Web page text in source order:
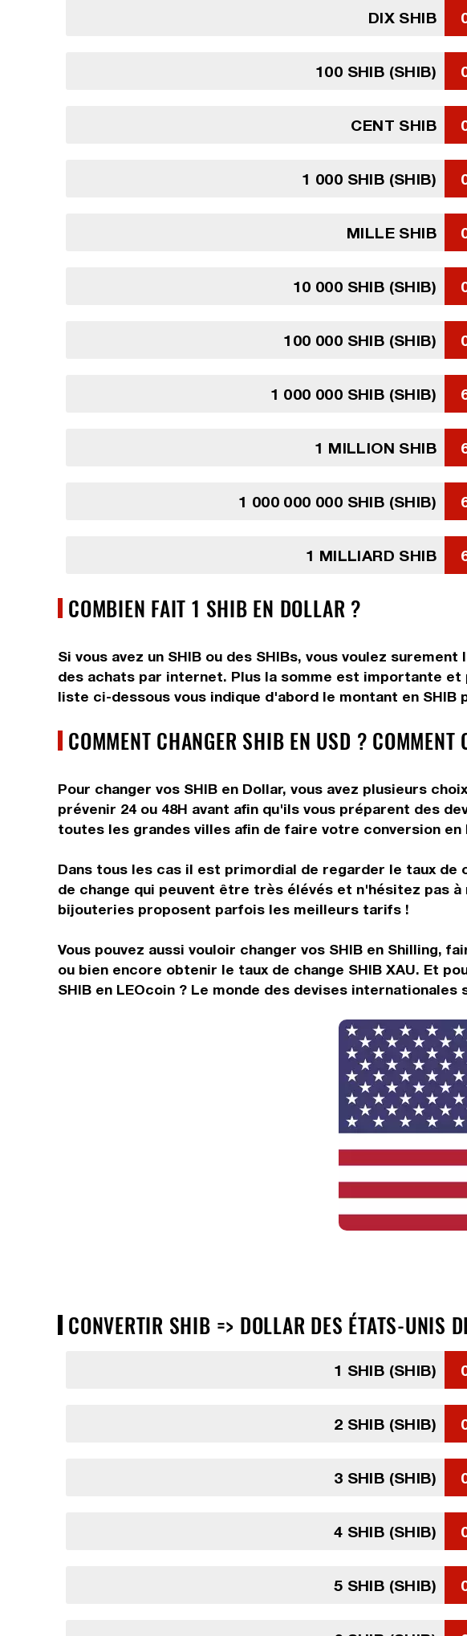
DIX SHIB
100 SHIB (SHIB)
CENT SHIB
1 000 SHIB (SHIB)
MILLE SHIB
10 000 SHIB (SHIB)
100 000 SHIB (SHIB)
1 000 000 SHIB (SHIB)
1 MILLION SHIB
1 000 000 000 SHIB (SHIB)
1 MILLIARD SHIB
COMBIEN FAIT 1 SHIB EN DOLLAR ?
Si vous avez un SHIB ou des SHIBs, vous voulez
des achats par internet. Plus la somme est importante
liste ci-dessous vous indique d'abord le montant en
COMMENT CHANGER SHIB EN USD ?
Pour changer vos SHIB en Dollar, vous avez plusieurs
prévenir 24 ou 48H avant afin qu'ils vous préparent des
toutes les grandes villes afin de faire votre conversion en
Dans tous les cas il est primordial de regarder le taux de
de change qui peuvent être très élévés et n'hésitez pas
bijouteries proposent parfois les meilleurs tarifs !
Vous pouvez aussi vouloir changer vos SHIB en Shilling,
ou bien encore obtenir le taux de change SHIB XAU. Et
SHIB en LEOcoin ? Le monde des devises internationales
CONVERTIR SHIB => DOLLAR DES ÉTATS-UNIS
1 SHIB (SHIB)
2 SHIB (SHIB)
3 SHIB (SHIB)
4 SHIB (SHIB)
5 SHIB (SHIB)